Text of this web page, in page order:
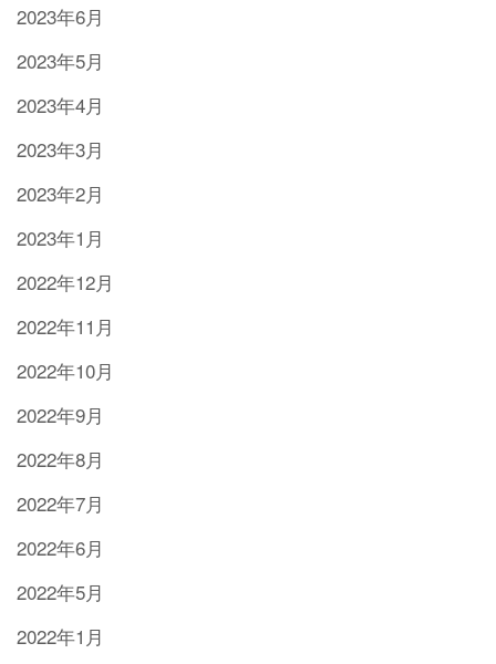
2023年6月
2023年5月
2023年4月
2023年3月
2023年2月
2023年1月
2022年12月
2022年11月
2022年10月
2022年9月
2022年8月
2022年7月
2022年6月
2022年5月
2022年1月